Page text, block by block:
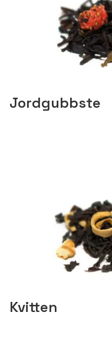
Jordgubbste
Kvitten